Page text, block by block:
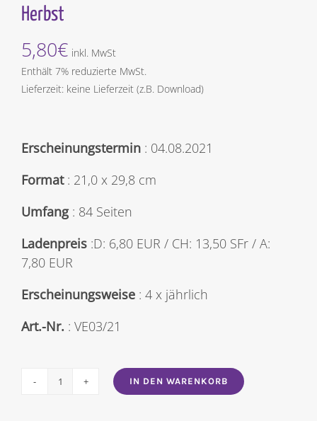
Herbst
5,80€ inkl. MwSt
Enthält 7% reduzierte MwSt.
Lieferzeit: keine Lieferzeit (z.B. Download)
Erscheinungstermin : 04.08.2021
Format: 21,0 x 29,8 cm
Umfang: 84 Seiten
Ladenpreis :D: 6,80 EUR / CH: 13,50 SFr / A:
7,80 EUR
Erscheinungsweise : 4 x jährlich
Art.-Nr. : VE03/21
Verena
IN DEN WARENKORB